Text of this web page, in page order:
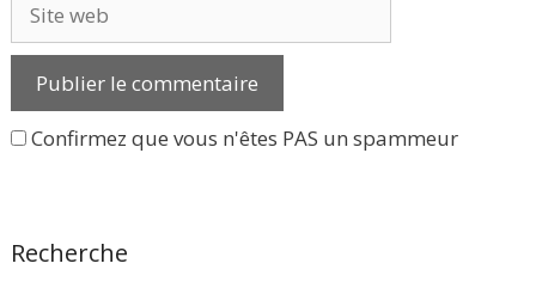
web
Confirmez que vous n'êtes PAS un spammeur
Recherche